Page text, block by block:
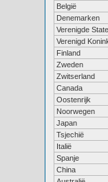
België
Denemarken
Verenigde
Verenigd
Finland
Zweden
Zwitserland
Canada
Oostenrijk
Noorwegen
Japan
Tsjechië
Italië
Spanje
China